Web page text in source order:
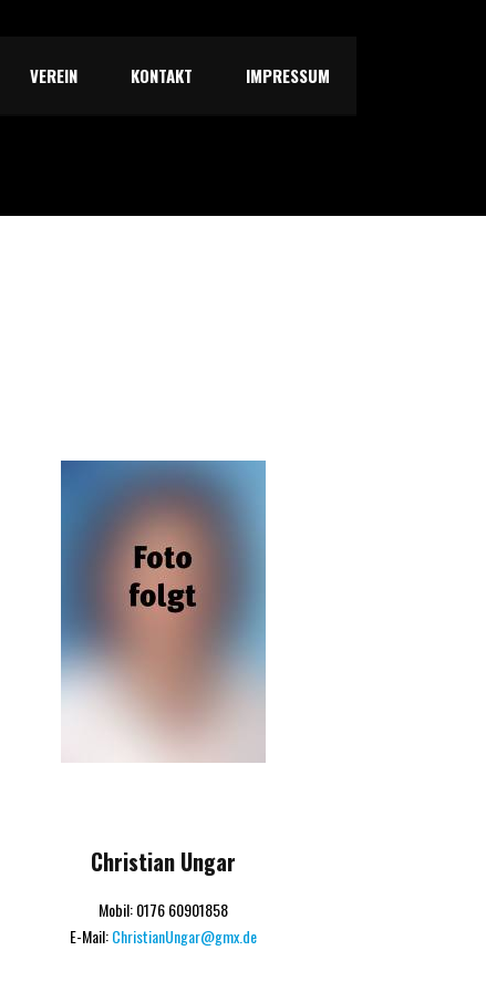
VEREIN KONTAKT IMPRESSUM
Christian Ungar
Mobil: 0176 60901858
E-Mail:ChristianUngar@gmx.de